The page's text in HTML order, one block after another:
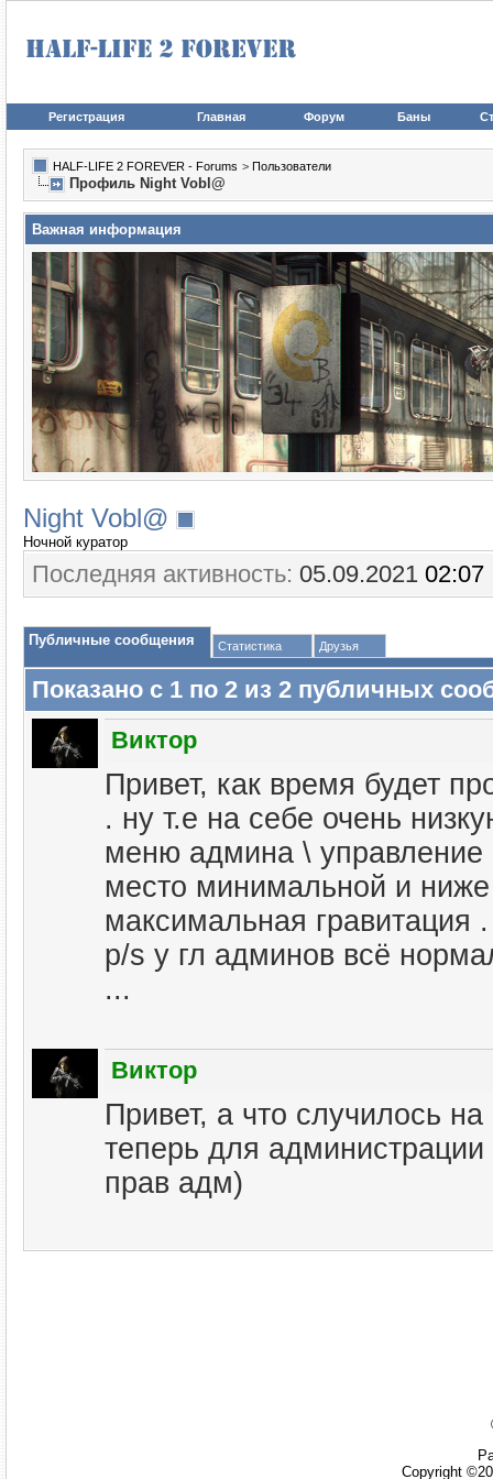
Регистрация Главная Форум Баны
HALF-LIFE 2 FOREVER - Forums > Пользователи
Профиль Night Vobl@
Важная информация
Night Vobl@
Ночной куратор
Последняя активность: 05.09.2021 02:07
Публичные сообщения Статистика Друзья
Показано с 1 по 2 из 2 публичных
Виктор
Привет, как время будет
. ну т.е на себе очень
меню админа \ управление
место минимальной и ниже
максимальная гравитация .
p/s у гл админов всё
...
Виктор
Привет, а что случилось
теперь для
прав адм)
Copyright